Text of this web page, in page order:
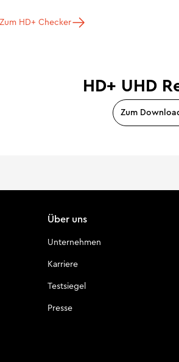
Zum HD+ Checker
HD+ UHD
Zum
Über uns
Unternehmen
Karriere
Testsiegel
Presse